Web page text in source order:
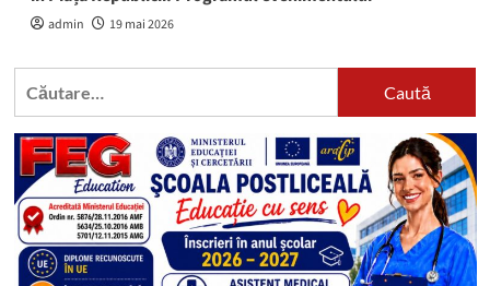
admin 19 mai 2026
Caută